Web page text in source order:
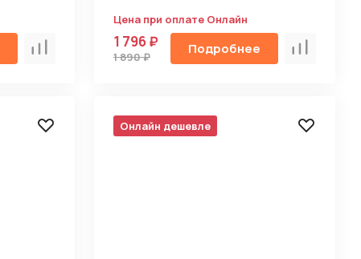
Сравнить
Цена при оплате Онлайн
1 796 ₽
1 890 ₽ Подробнее Сравнить
Онлайн дешевле